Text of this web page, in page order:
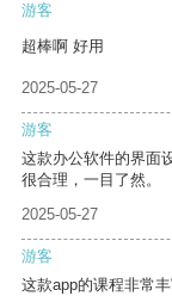
游客
超棒啊 好用
2025-05-27
游客
这款办公软件的界面
很合理，一目了然。
2025-05-27
游客
这款app的课程非常